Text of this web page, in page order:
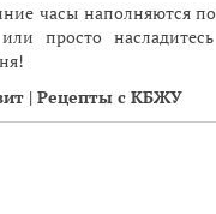
часы наполняются
просто
| Рецепты с КБЖУ